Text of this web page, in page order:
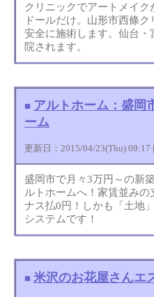
クリニックでアートメイ
ドールだけ。山形市西條
安全に施術します。仙台
院されます。
■ アルトホーム：盛岡
ーム
更新日：2015/04/23(Thu) 09:17
盛岡市で月々3万円～の新
ルトホームへ！家賃並み
ナス払0円！しかも「土地
システムです！
■ 米沢のお花屋さんエ